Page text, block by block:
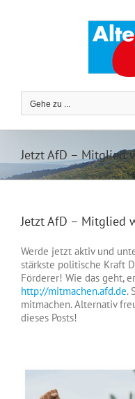
Gehe zu ...
Jetzt AfD – Mitglied
Jetzt AfD – Mitglied
Werde jetzt aktiv und
stärkste politische Kraft
Förderer! Wie das geht,
http://mitmachen.afd.de.
mitmachen. Alternativ
dieses Posts!